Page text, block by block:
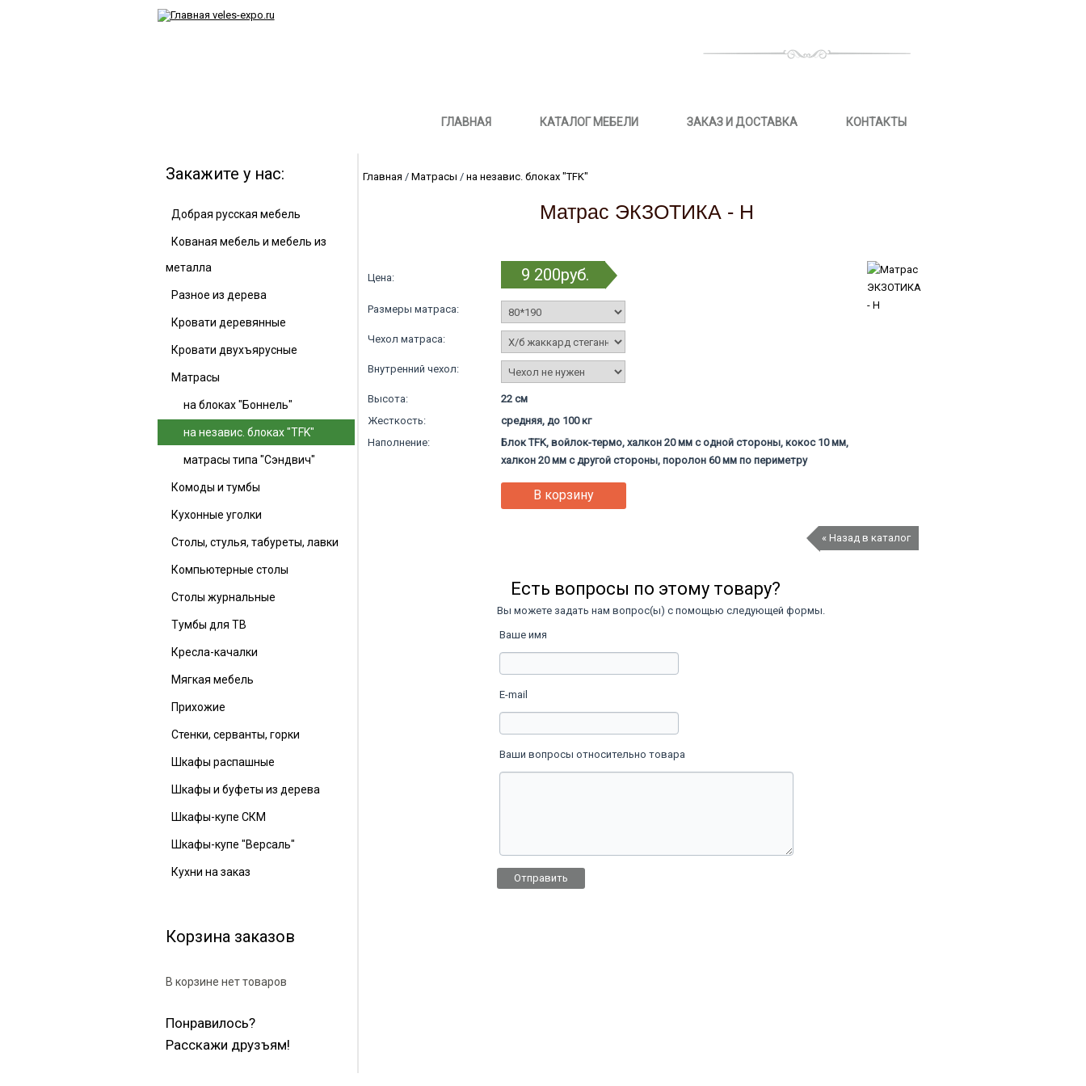
ГЛАВНАЯ КАТАЛОГ МЕБЕЛИ ЗАКАЗ И ДОСТАВКА КОНТАКТЫ
Закажите у нас:
Добрая русская мебель
Кованая мебель и мебель из
металла
Разное из дерева
Кровати деревянные
Кровати двухъярусные
Матрасы
на блоках "Боннель"
на независ. блоках "TFK"
матрасы типа "Сэндвич"
Комоды и тумбы
Кухонные уголки
Столы, стулья, табуреты, лавки
Компьютерные столы
Столы журнальные
Тумбы для ТВ
Кресла-качалки
Мягкая мебель
Прихожие
Стенки, серванты, горки
Шкафы распашные
Шкафы и буфеты из дерева
Шкафы-купе СКМ
Шкафы-купе "Версаль"
Кухни на заказ
Корзина заказов
В корзине нет товаров
Понравилось?
Расскажи друзъям!
Главная / Матрасы / на независ. блоках "TFK"
Матрас ЭКЗОТИКА - Н
Цена: 9 200руб.
Размеры матраса:
Чехол матраса:
Внутренний чехол:
Высота:
22 см
Жесткость:
средняя, до 100 кг
Наполнение:
Блок TFK, войлок-термо, халкон 20 мм с одной стороны, кокос 10 мм,
халкон 20 мм с другой стороны, поролон 60 мм по периметру
В корзину
« Назад в каталог
Есть вопросы по этому товару?
Вы можете задать нам вопрос(ы) с помощью следующей формы.
Ваше имя
E-mail
Ваши вопросы относительно товара
Отправить